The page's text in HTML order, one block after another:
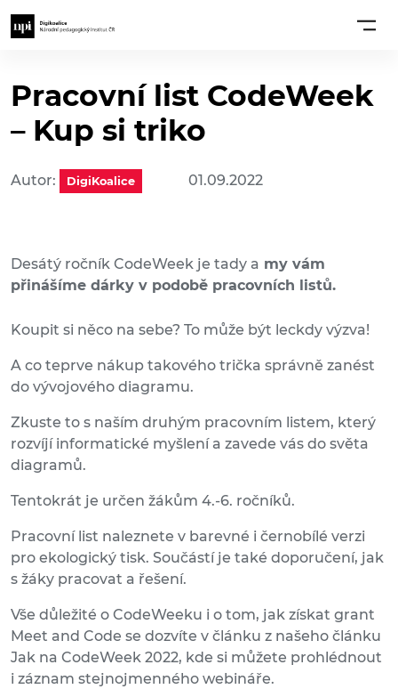
Pracovní list CodeWeek
– Kup si triko
Autor: DigiKoalice 01.09.2022
Desátý ročník CodeWeek je tady a my vám
přinášíme dárky v podobě pracovních listů.
Koupit si něco na sebe? To může být leckdy výzva!
A co teprve nákup takového trička správně zanést
do vývojového diagramu.
Zkuste to s naším druhým pracovním listem, který
rozvíjí informatické myšlení a zavede vás do světa
diagramů.
Tentokrát je určen žákům 4.‑6. ročníků.
Pracovní list naleznete v barevné i černobílé verzi
pro ekologický tisk. Součástí je také doporučení, jak
s žáky pracovat a řešení.
Vše důležité o CodeWeeku i o tom, jak získat grant
Meet and Code se dozvíte v článku z našeho článku
Jak na CodeWeek 2022, kde si můžete prohlédnout
i záznam stejnojmenného webináře.